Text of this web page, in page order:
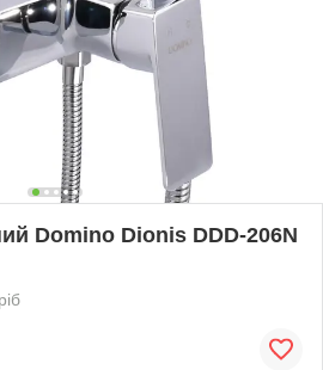
Domino Dionis DDD-206N